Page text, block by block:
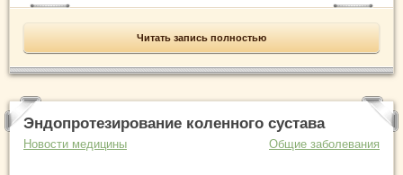
Читать запись полностью
Эндопротезирование коленного сустава
Новости медицины Общие заболевания